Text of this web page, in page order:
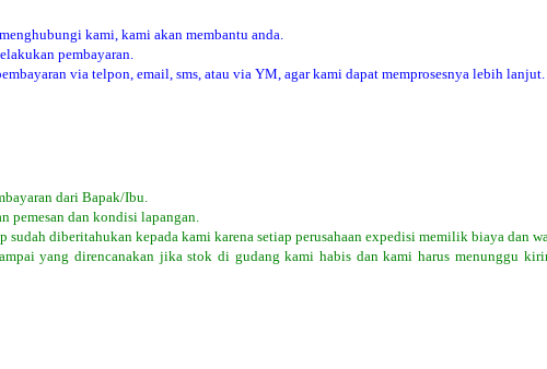
kami, kami akan membantu anda.
pembayaran.
via telpon, email, sms, atau via YM, agar kami dapat memprosesnya lebih lanjut.
dari Bapak/Ibu.
pemesan dan kondisi lapangan.
diberitahukan kepada kami karena setiap perusahaan expedisi memilik biaya dan
yang direncanakan jika stok di gudang kami habis dan kami harus menunggu